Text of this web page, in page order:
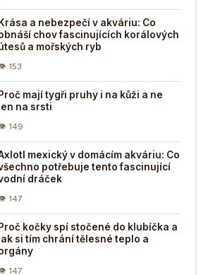
Krása a nebezpečí v akváriu: Co
chov fascinujících korálových
a mořských ryb
153
Proč mají tygři pruhy i na kůži a ne
na srsti
149
mexický v domácím akváriu: Co
potřebuje tento fascinující
dráček
147
Proč kočky spí stočené do klubíčka a
si tím chrání tělesné teplo a
147